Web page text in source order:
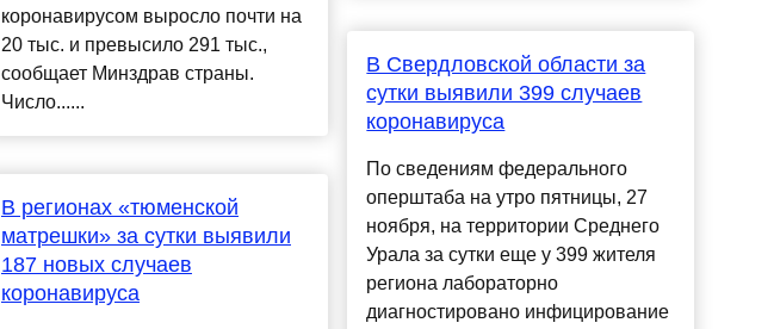
коронавирусом выросло почти на
20 тыс. и превысило 291 тыс.,
сообщает Минздрав страны.
Число......
В регионах «тюменской
матрешки» за сутки выявили
187 новых случаев
коронавируса
В Свердловской области за
сутки выявили 399 случаев
коронавируса
По сведениям федерального
оперштаба на утро пятницы, 27
ноября, на территории Среднего
Урала за сутки еще у 399 жителя
региона лабораторно
диагностировано инфицирование